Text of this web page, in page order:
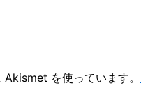
を使っています。